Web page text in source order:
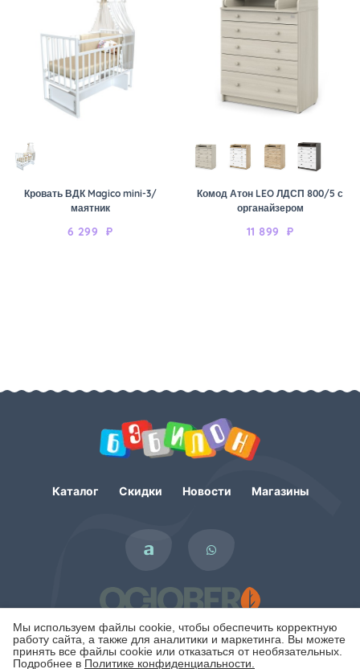
Мы используем файлы cookie, чтобы обеспечить корректную
работу сайта, а также для аналитики и маркетинга. Вы можете
принять все файлы cookie или отказаться от необязательных.
Подробнее в Политике конфиденциальности.
Кровать ВДК Magico mini-3/
маятник
6 299 ₽
Комод Атон LEO ЛДСП 800/5 с
органайзером
11 899 ₽
Каталог Скидки Новости Магазины